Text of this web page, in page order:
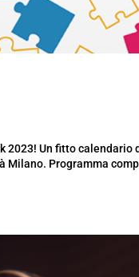
2023! Un fitto
Programma